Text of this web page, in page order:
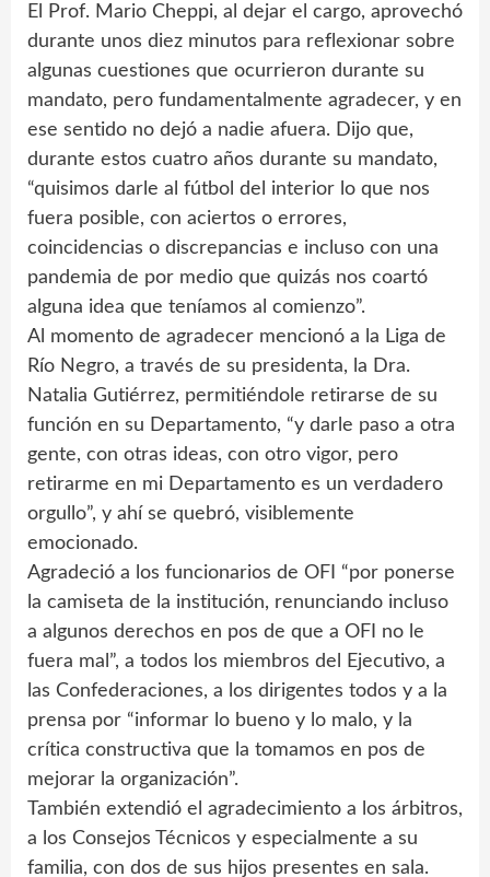
El Prof. Mario Cheppi, al dejar el cargo, aprovechó
durante unos diez minutos para reflexionar sobre
algunas cuestiones que ocurrieron durante su
mandato, pero fundamentalmente agradecer, y en
ese sentido no dejó a nadie afuera. Dijo que,
durante estos cuatro años durante su mandato,
“quisimos darle al fútbol del interior lo que nos
fuera posible, con aciertos o errores,
coincidencias o discrepancias e incluso con una
pandemia de por medio que quizás nos coartó
alguna idea que teníamos al comienzo”.
Al momento de agradecer mencionó a la Liga de
Río Negro, a través de su presidenta, la Dra.
Natalia Gutiérrez, permitiéndole retirarse de su
función en su Departamento, “y darle paso a otra
gente, con otras ideas, con otro vigor, pero
retirarme en mi Departamento es un verdadero
orgullo”, y ahí se quebró, visiblemente
emocionado.
Agradeció a los funcionarios de OFI “por ponerse
la camiseta de la institución, renunciando incluso
a algunos derechos en pos de que a OFI no le
fuera mal”, a todos los miembros del Ejecutivo, a
las Confederaciones, a los dirigentes todos y a la
prensa por “informar lo bueno y lo malo, y la
crítica constructiva que la tomamos en pos de
mejorar la organización”.
También extendió el agradecimiento a los árbitros,
a los Consejos Técnicos y especialmente a su
familia, con dos de sus hijos presentes en sala.